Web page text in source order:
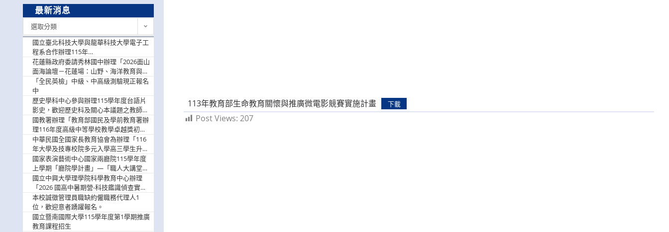
113年教育部生命教育關懷與推廣微電影競賽實施計畫 下載
Post Views: 207
最新消息
選取分類
國立臺北科技大學與龍華科技大學電子工
程系合作辦理115年
「115.08.10~08.12「AI賦能應用於智慧半
導體研習營」，歡迎學生踴躍報名參加
花蓮縣政府委請秀林國中辦理「2026面山
面海論壇－花蓮場：山野、海洋教育與戶
外安全實務課程」，歡迎踴躍報名參加
「全民英檢」中級、中高級測驗現正報名
中
歷史學科中心參與辦理115學年度台語片
影史，歡迎歷史科及關心本議題之教師踴
躍報名參加
國教署辦理「教育部國民及學前教育署辦
理116年度高級中等學校教學卓越獎初選
實施計畫」，鼓勵教師踴躍報名
中華民國全國家長教育協會為辦理「116
年大學及技專校院多元入學高三學生升學
輔導家長說明會」
國家表演藝術中心國家兩廳院115學年度
上學期「廳院學計畫」—「職人大講堂」
及「一日體驗課程」，鼓勵踴躍報名參
與。
國立中興大學理學院科學教育中心辦理
「2026 國高中暑期營-科技鑑識偵查實戰
營」活動資訊，鼓勵學生踴躍報名參加。
本校誠徵管理員職缺約僱職務代理人1
位，歡迎意者踴躍報名。
國立暨南國際大學115學年度第1學期推廣
教育課程招生